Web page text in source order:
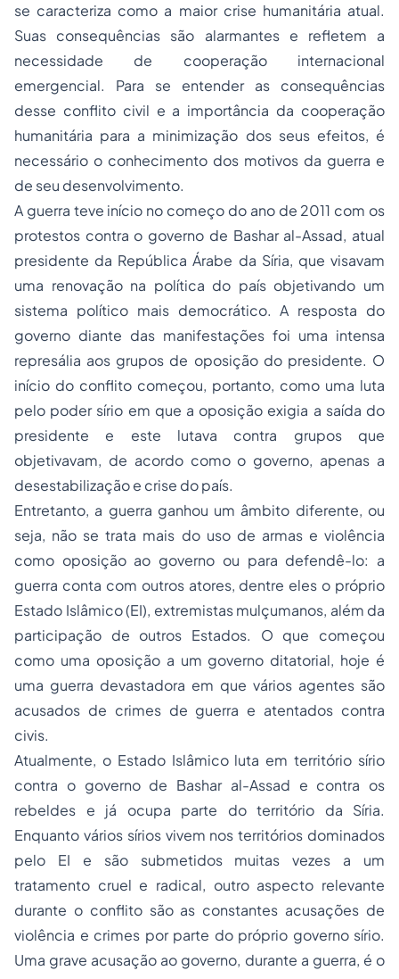
se caracteriza como a maior crise humanitária atual.
Suas consequências são alarmantes e refletem a
necessidade de cooperação internacional
emergencial. Para se entender as consequências
desse conflito civil e a importância da cooperação
humanitária para a minimização dos seus efeitos, é
necessário o conhecimento dos motivos da guerra e
de seu desenvolvimento.
A guerra teve início no começo do ano de 2011 com os
protestos contra o governo de Bashar al-Assad, atual
presidente da República Árabe da Síria, que visavam
uma renovação na política do país objetivando um
sistema político mais democrático. A resposta do
governo diante das manifestações foi uma intensa
represália aos grupos de oposição do presidente. O
início do conflito começou, portanto, como uma luta
pelo poder sírio em que a oposição exigia a saída do
presidente e este lutava contra grupos que
objetivavam, de acordo como o governo, apenas a
desestabilização e crise do país.
Entretanto, a guerra ganhou um âmbito diferente, ou
seja, não se trata mais do uso de armas e violência
como oposição ao governo ou para defendê-lo: a
guerra conta com outros atores, dentre eles o próprio
Estado Islâmico (EI), extremistas mulçumanos, além da
participação de outros Estados. O que começou
como uma oposição a um governo ditatorial, hoje é
uma guerra devastadora em que vários agentes são
acusados de crimes de guerra e atentados contra
civis.
Atualmente, o Estado Islâmico luta em território sírio
contra o governo de Bashar al-Assad e contra os
rebeldes e já ocupa parte do território da Síria.
Enquanto vários sírios vivem nos territórios dominados
pelo EI e são submetidos muitas vezes a um
tratamento cruel e radical, outro aspecto relevante
durante o conflito são as constantes acusações de
violência e crimes por parte do próprio governo sírio.
Uma grave acusação ao governo, durante a guerra, é o